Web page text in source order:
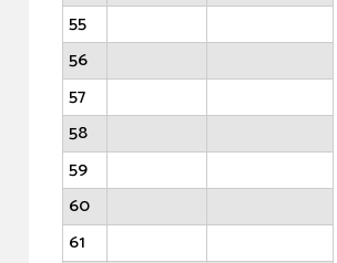
55
56
57
58
59
60
61